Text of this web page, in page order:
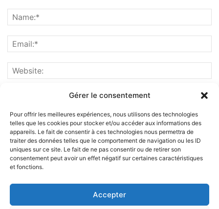
Gérer le consentement
Pour offrir les meilleures expériences, nous utilisons des technologies
telles que les cookies pour stocker et/ou accéder aux informations des
appareils. Le fait de consentir à ces technologies nous permettra de
traiter des données telles que le comportement de navigation ou les ID
uniques sur ce site. Le fait de ne pas consentir ou de retirer son
consentement peut avoir un effet négatif sur certaines caractéristiques
et fonctions.
Accepter
ABOUT US